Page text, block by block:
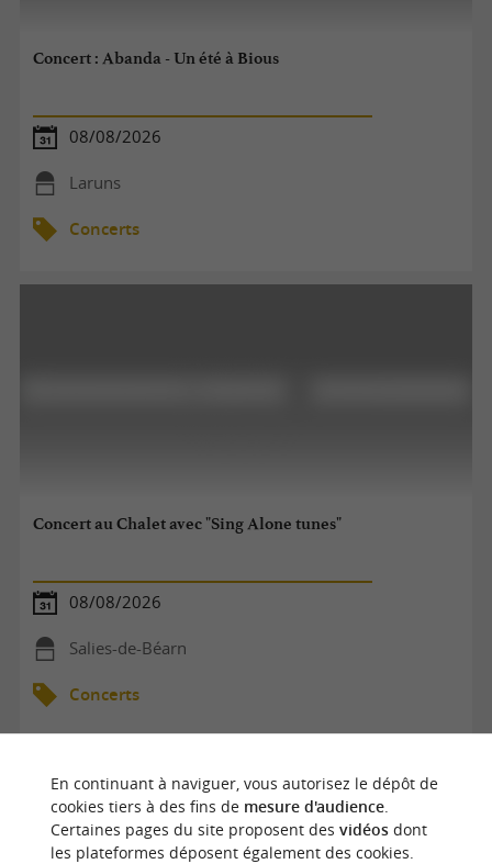
Concert : Abanda - Un été à Bious
08/08/2026
Laruns
Concerts
Concert au Chalet avec "Sing Alone tunes"
08/08/2026
Salies-de-Béarn
Concerts
En continuant à naviguer, vous autorisez le dépôt de
cookies tiers à des fins de mesure d'audience.
Certaines pages du site proposent des vidéosdont
les plateformes déposent également des cookies.